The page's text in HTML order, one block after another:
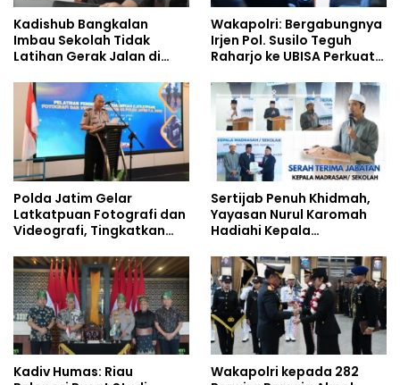
Kadishub Bangkalan
Imbau Sekolah Tidak
Latihan Gerak Jalan di
Wakapolri: Bergabungnya
Irjen Pol. Susilo Teguh
Raharjo ke UBISA Perkuat
Studi Kepolisian
Polda Jatim Gelar
Latkatpuan Fotografi dan
Videografi, Tingkatkan
Era Digital
Sertijab Penuh Khidmah,
Yayasan Nurul Karomah
Hadiahi Kepala
Umrah
Kadiv Humas: Riau
Wakapolri kepada 282